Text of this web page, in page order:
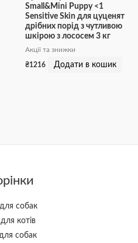
Small&Mini Puppy <1
Sensitive Skin для цуценят
дрібних порід з чутливою
шкірою з лососем 3 кг
Акції та знижки
₴1216 Додати в кошик
собак
котів
собак